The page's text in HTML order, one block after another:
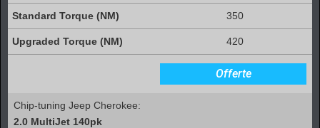
350
420
Offerte
Chip-tuning Jeep Cherokee:
2.0 MultiJet 140pk